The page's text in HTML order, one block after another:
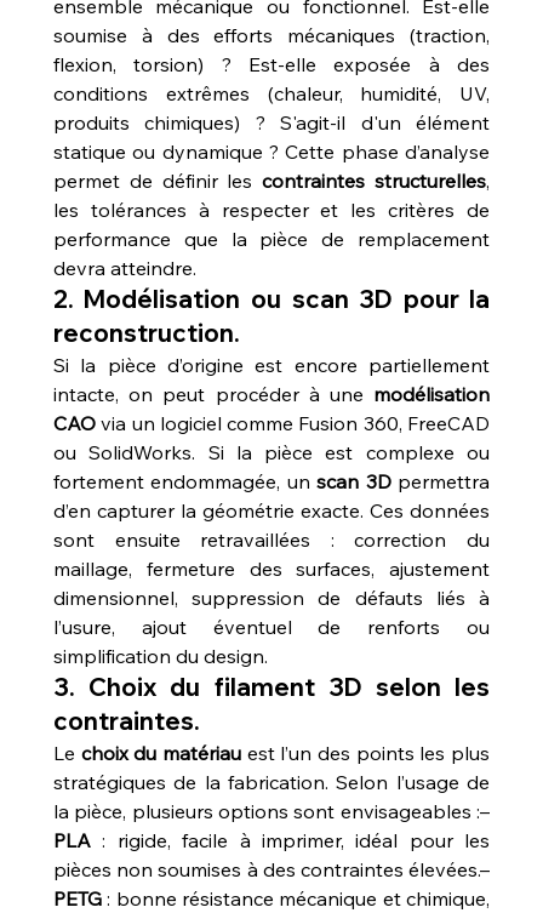
ensemble mécanique ou fonctionnel. Est-elle
soumise à des efforts mécaniques (traction,
flexion, torsion) ? Est-elle exposée à des
conditions extrêmes (chaleur, humidité, UV,
produits chimiques) ? S'agit-il d'un élément
statique ou dynamique ? Cette phase d’analyse
permet de définir les contraintes structurelles,
les tolérances à respecter et les critères de
performance que la pièce de remplacement
devra atteindre.
2. Modélisation ou scan 3D pour la
reconstruction.
Si la pièce d’origine est encore partiellement
intacte, on peut procéder à une modélisation
CAO via un logiciel comme Fusion 360, FreeCAD
ou SolidWorks. Si la pièce est complexe ou
fortement endommagée, un scan 3D permettra
d’en capturer la géométrie exacte. Ces données
sont ensuite retravaillées : correction du
maillage, fermeture des surfaces, ajustement
dimensionnel, suppression de défauts liés à
l’usure, ajout éventuel de renforts ou
simplification du design.
3. Choix du filament 3D selon les
contraintes.
Le choix du matériau est l’un des points les plus
stratégiques de la fabrication. Selon l’usage de
PLA : rigide, facile à imprimer, idéal pour les
PETG : bonne résistance mécanique et chimique,